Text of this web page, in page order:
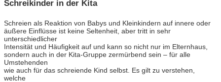
Schreikinder in der Kita
Schreien als Reaktion von Babys und Kleinkindern auf innere oder
äußere Einflüsse ist keine Seltenheit, aber tritt in sehr
unterschiedlicher
Intensität und Häufigkeit auf und kann so nicht nur im Elternhaus,
sondern auch in der Kita-Gruppe zermürbend sein – für alle
Umstehenden
wie auch für das schreiende Kind selbst. Es gilt zu verstehen,
welche